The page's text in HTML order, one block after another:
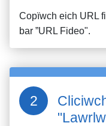
Copïwch eich URL
bar ”URL Fideo".